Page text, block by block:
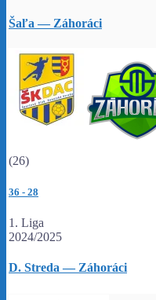
Šaľa — Záhoráci
(26)
36 - 28
1. Liga
2024/2025
D. Streda — Záhoráci